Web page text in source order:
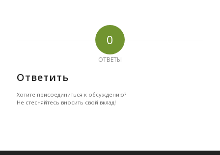
0
ОТВЕТЫ
Ответить
Хотите присоединиться к обсуждению?
Не стесняйтесь вносить свой вклад!